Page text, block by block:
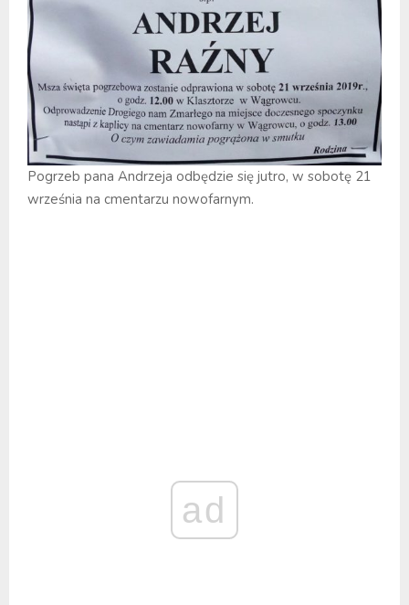
Pogrzeb pana Andrzeja odbędzie się jutro, w sobotę 21
września na cmentarzu nowofarnym.
ad